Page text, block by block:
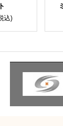
ート素材の防寒・
防風シート
¥